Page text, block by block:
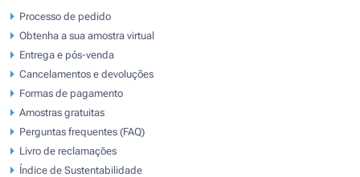
Processo de pedido
Obtenha a sua amostra virtual
Entrega e pós-venda
Cancelamentos e devoluções
Formas de pagamento
Amostras gratuitas
Perguntas frequentes (FAQ)
Livro de reclamaçōes
Índice de Sustentabilidade